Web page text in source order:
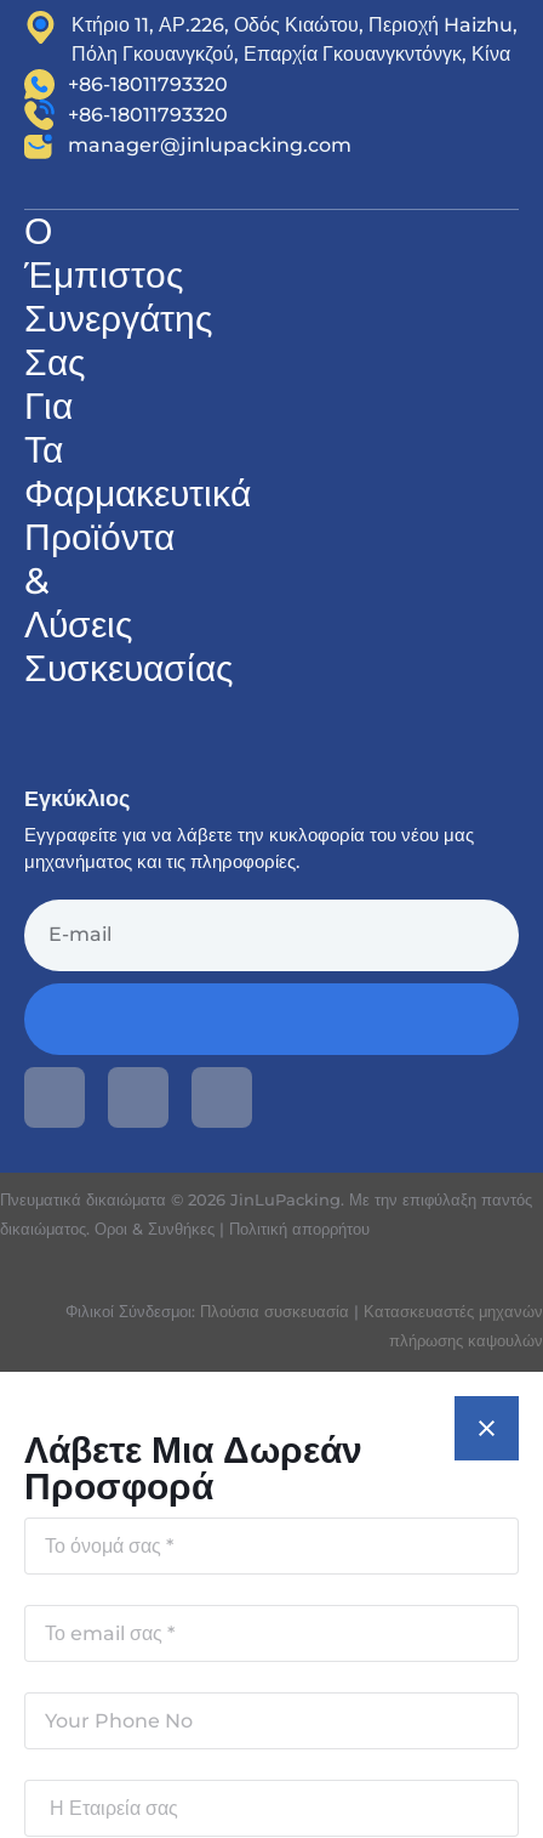
Κτήριο 11, ΑΡ.226, Οδός Κιαώτου, Περιοχή Haizhu,
Πόλη Γκουανγκζού, Επαρχία Γκουανγκντόνγκ, Κίνα
+86-18011793320
+86-18011793320
manager@jinlupacking.com
Ο
Έμπιστος
Συνεργάτης
Σας
Για
Τα
Φαρμακευτικά
Προϊόντα
&
Λύσεις
Συσκευασίας
Εγκύκλιος
Εγγραφείτε για να λάβετε την κυκλοφορία του νέου μας
μηχανήματος και τις πληροφορίες.
Πνευματικά δικαιώματα © 2026 JinLuPacking. Με την επιφύλαξη παντός
δικαιώματος. Οροι & Συνθήκες | Πολιτική απορρήτου
Φιλικοί Σύνδεσμοι: Πλούσια συσκευασία | Κατασκευαστές μηχανών
πλήρωσης καψουλών
Λάβετε Μια Δωρεάν
Προσφορά